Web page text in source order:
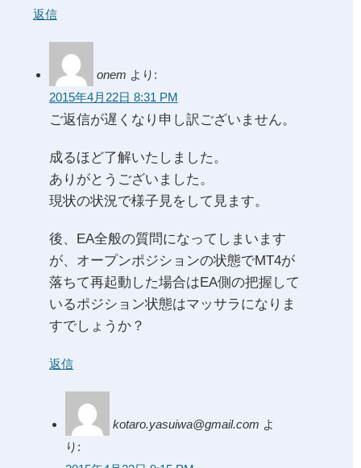
返信
onem より:
2015年4月22日 8:31 PM
ご返信が遅くなり申し訳ございません。
成るほど了解いたしました。
ありがとうございました。
現状の状況で様子見をして見ます。
後、EA全般の質問になってしまいます
が、オープンポジションの状態でMT4が
落ちて再起動した場合はEA側の把握して
いるポジション状態はマッサラになりま
すでしょうか？
返信
kotaro.yasuiwa@gmail.com よ
り: